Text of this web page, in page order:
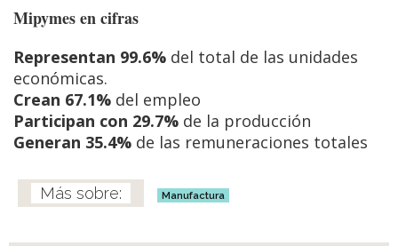
Mipymes en cifras
Representan 99.6% del total de las unidades
económicas.
Crean 67.1% del empleo
Participan con 29.7% de la producción
Generan 35.4% de las remuneraciones totales
Manufactura